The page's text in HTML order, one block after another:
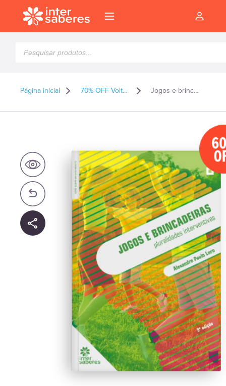
produtos
Página inicial 70% OFF Volta as Aulas 2026 Jogos e brincadeiras: pluralidades interventivas